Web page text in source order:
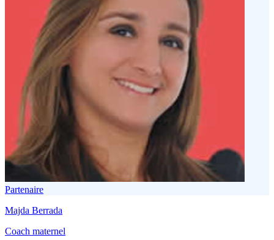
Partenaire
Majda Berrada
Coach maternel